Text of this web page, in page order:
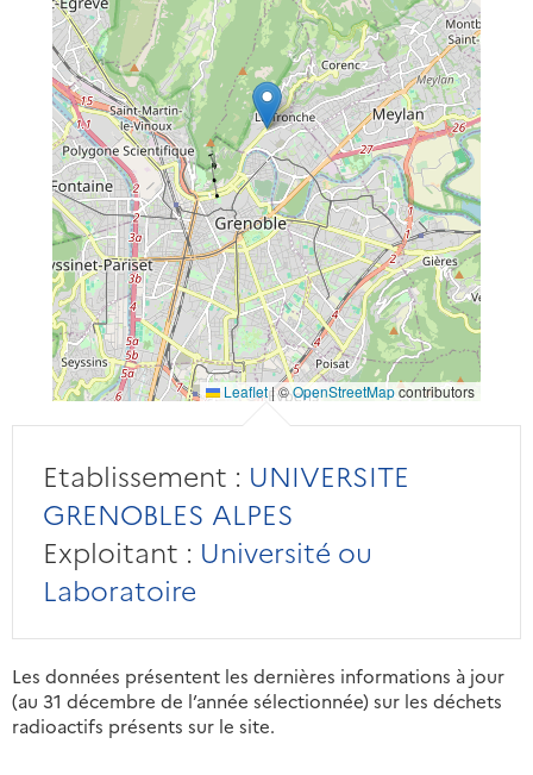
Leaflet|©OpenStreetMapcontributors
Etablissement : UNIVERSITE
GRENOBLES ALPES
Exploitant : Université ou
Laboratoire
Les données présentent les dernières informations à jour
(au 31 décembre de l’année sélectionnée) sur les déchets
radioactifs présents sur le site.